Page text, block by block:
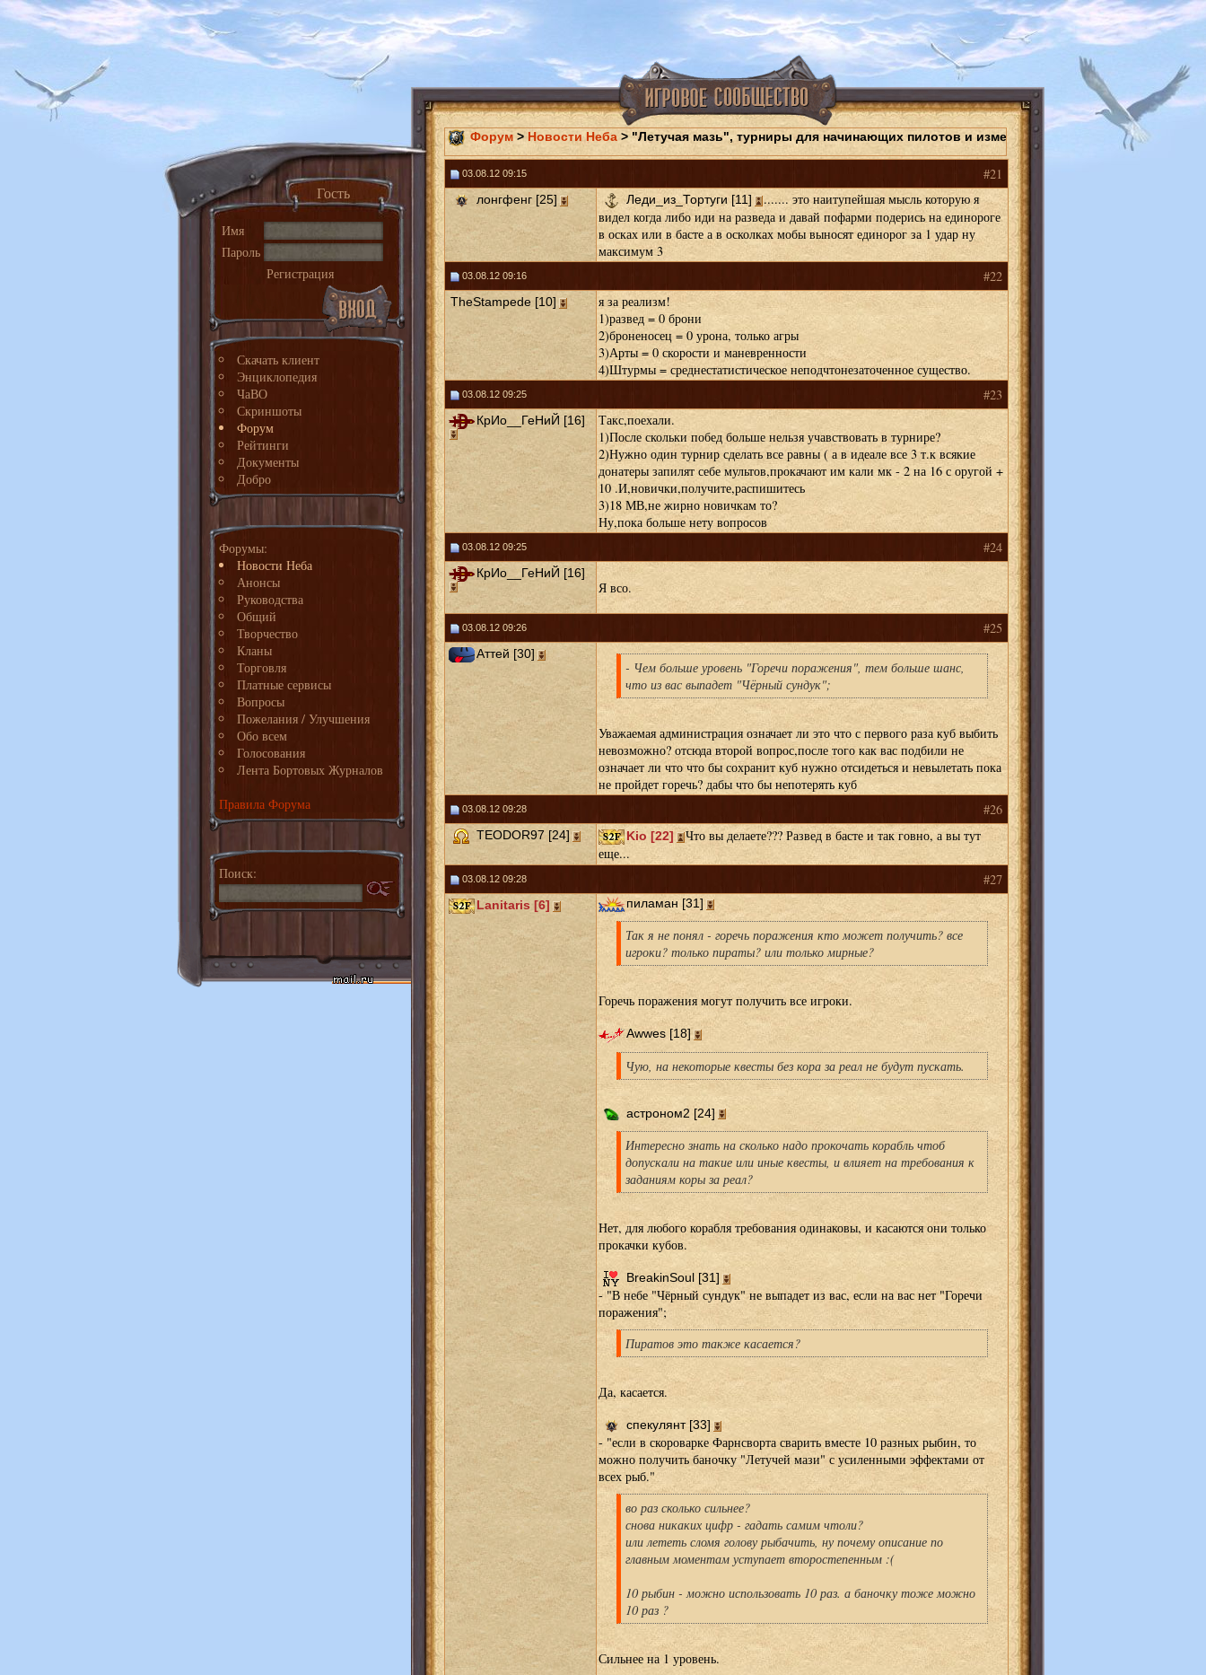
Гость
Имя
Пароль
Регистрация
Скачать клиент
Энциклопедия
ЧаВО
Скриншоты
Форум
Рейтинги
Документы
Добро
Форумы:
Новости Неба
Анонсы
Руководства
Общий
Творчество
Кланы
Торговля
Платные сервисы
Вопросы
Пожелания / Улучшения
Обо всем
Голосования
Лента Бортовых Журналов
Правила Форума
Поиск:
Форум> Новости Неба> "Летучая мазь", турниры для начинающих пилотов и изменения в работе "Черных
03.08.12 09:15 #21
лонгфенг [25] Леди_из_Тортуги [11]
....... это наитупейшая мысль которую я
видел когда либо иди на разведа и давай пофарми подерись на единороге
в осках или в басте а в осколках мобы выносят единорог за 1 удар ну
максимум 3
03.08.12 09:16 #22
TheStampede [10]
я за реализм!
1)развед = 0 брони
2)броненосец = 0 урона, только агры
3)Арты = 0 скорости и маневренности
4)Штурмы = среднестатистическое неподчтонезаточенное существо.
03.08.12 09:25 #23
КрИо__ГеНиЙ [16]
Такс,поехали.
1)После скольки побед больше нельзя учавствовать в турнире?
2)Нужно один турнир сделать все равны ( а в идеале все 3 т.к всякие
донатеры запилят себе мультов,прокачают им кали мк - 2 на 16 с оругой +
10 .И,новички,получите,распишитесь
3)18 МВ,не жирно новичкам то?
Ну,пока больше нету вопросов
03.08.12 09:25 #24
КрИо__ГеНиЙ [16]
Я всо.
03.08.12 09:26 #25
Аттей [30]
- Чем больше уровень "Горечи поражения", тем больше шанс,
что из вас выпадет "Чёрный сундук";
Уважаемая администрация означает ли это что с первого раза куб выбить
невозможно? отсюда второй вопрос,после того как вас подбили не
означает ли что что бы сохранит куб нужно отсидеться и невылетать пока
не пройдет горечь? дабы что бы непотерять куб
03.08.12 09:28 #26
TEODOR97 [24] Kio [22]
Что вы делаете??? Развед в басте и так говно, а вы тут
еще...
03.08.12 09:28 #27
Lanitaris [6] пиламан [31]
Так я не понял - горечь поражения кто может получить? все
игроки? только пираты? или только мирные?
Горечь поражения могут получить все игроки.
Awwes [18]
Чую, на некоторые квесты без кора за реал не будут пускать.
астроном2 [24]
Интересно знать на сколько надо прокочать корабль чтоб
допускали на такие или иные квесты, и влияет на требования к
заданиям коры за реал?
Нет, для любого корабля требования одинаковы, и касаются они только
прокачки кубов.
BreakinSoul [31]
- "В небе "Чёрный сундук" не выпадет из вас, если на вас нет "Горечи
поражения";
Пиратов это также касается?
Да, касается.
спекулянт [33]
- "если в скороварке Фарнсворта сварить вместе 10 разных рыбин, то
можно получить баночку "Летучей мази" с усиленными эффектами от
всех рыб."
во раз сколько сильнее?
снова никаких цифр - гадать самим чтоли?
или лететь сломя голову рыбачить, ну почему описание по
главным моментам уступает второстепенным :(
10 рыбин - можно использовать 10 раз. а баночку тоже можно
10 раз ?
Сильнее на 1 уровень.